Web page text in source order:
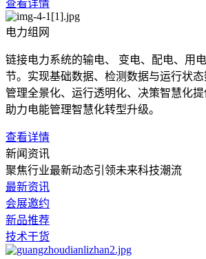
查看详情
电力组网
链接电力系统的输电、 变电、配电、用
节。实现基础数据、检测数据与运行状
管理全景化、运行透明化、决策智慧化提
助力电能管理智慧化转型升级。
查看详情
新闻资讯
聚焦行业最新动态引领未来科技潮流
最新资讯
会展邀约
新品推荐
技术干货